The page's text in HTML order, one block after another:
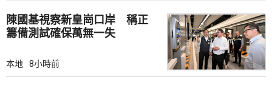
陳國基視察新皇崗口岸 稱正
籌備測試確保萬無一失
本地 8小時前